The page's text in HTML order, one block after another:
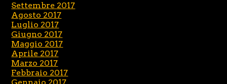
Settembre 2017
Agosto 2017
Luglio 2017
Giugno 2017
Maggio 2017
Aprile 2017
Marzo 2017
Febbraio 2017